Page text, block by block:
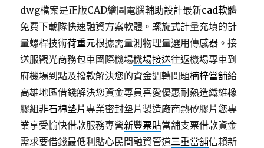
dwg檔案是正版CAD繪圖電腦輔助設計最新cad軟體
免費下載隊快速融資方案軟體。螺旋式計量充填的計
量螺桿技術荷重元根據需量測物理量選用傳感器。接
送服觀光商務包車國際機場機場接送往返機場專車到
府機場到點及撥款解決您的資金週轉問題楠梓當舖給
高雄地區借錢解決您資金專員喜愛優惠耐熱造纖維橡
膠組非石棉墊片專業密封墊片製造廠商熱矽膠片您專
業享受愉快借款服務專營新豐票貼當舖支票借款資金
需求要借錢最低利貼心民間融資管道三重當舖信賴新